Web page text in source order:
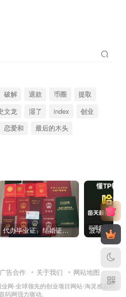
破解 退款 币圈
提取
文龙 湿了 index
创业
恋爱和
最后的木头
代办毕业证、结婚证、房产证、不动产权证书、离婚证、中专/大专/高中
广告合作 关于我们 网站地图
网-全球领先的创业项目网站-淘灵感首码
码网强力驱动.